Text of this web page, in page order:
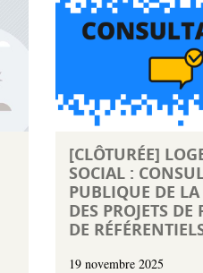
[CLÔTURÉE]
SOCIAL :
PUBLIQUE DE
DES PROJETS DE
DE
19 novembre 2025